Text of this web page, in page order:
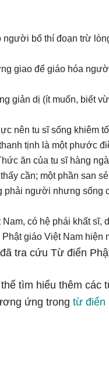
người bố thí đoạn trừ
giao để giáo hóa
giản dị (ít muốn, biết
nên tu sĩ sống khiêm
tịnh là một phước
ăn của tu sĩ hàng
cần; một phần san
phải người nhưng sống
có hệ phái khất sĩ,
giáo Việt Nam hiện
tra cứu Từ điển
tìm hiểu thêm các
ứng trong từ điển